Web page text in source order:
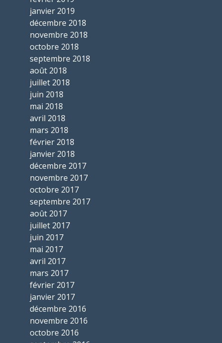
janvier 2019
décembre 2018
novembre 2018
octobre 2018
septembre 2018
août 2018
juillet 2018
juin 2018
mai 2018
avril 2018
mars 2018
février 2018
janvier 2018
décembre 2017
novembre 2017
octobre 2017
septembre 2017
août 2017
juillet 2017
juin 2017
mai 2017
avril 2017
mars 2017
février 2017
janvier 2017
décembre 2016
novembre 2016
octobre 2016